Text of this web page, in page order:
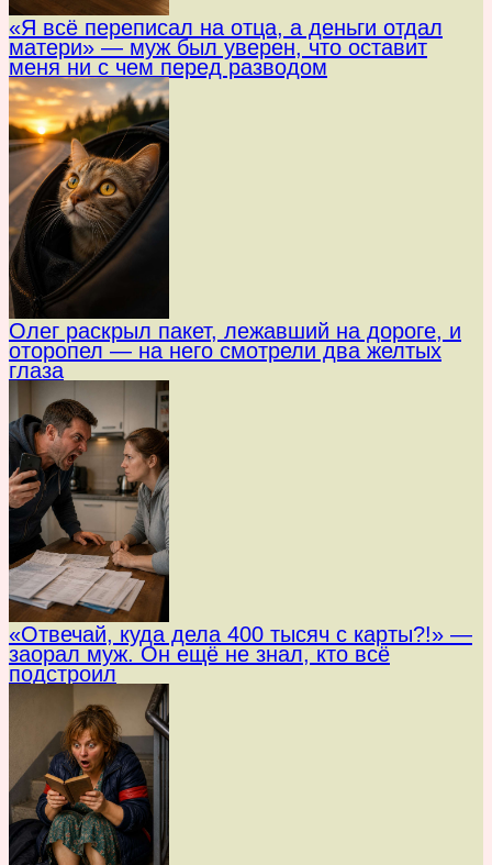
«Я всё переписал на отца, а деньги отдал
матери» — муж был уверен, что оставит
меня ни с чем перед разводом
Олег раскрыл пакет, лежавший на дороге, и
оторопел — на него смотрели два желтых
глаза
«Отвечай, куда дела 400 тысяч с карты?!» —
заорал муж. Он ещё не знал, кто всё
подстроил